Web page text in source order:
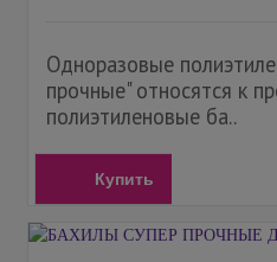
Одноразовые
прочные" относятся к
полиэтиленовые ба..
Купить